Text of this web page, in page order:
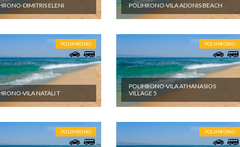
destinacije - Smeštaj na bazi izabranog broja noćenja u izabranom
studijima/apartmanima; - Usluge predstavnika agencije organizatora
NIJE UKLJUČENO
aranžmana ne obuhvata: - U cenu nije uračunata boravišna taksa. Cena
jedinici po danu i plaća se na licu mesta - Međunarodno putno
osiguranje; - Korišćenje klima uređaja (cena na upit) - Individualne i
putnika, kao i sve ostale usluge koje koristi putnik, a nisu
programom putovanja, a naprave se u toku puta i u toku boravka u
DIMITRIS ELENI POLIHRONO-VILA ADONIS BEACH
POLIHRONO
VILA NATALI T
POLIHRONO
POLIHRONO-VILA ATHANASIOS
VILLAGE 5
POLIHRONO POLIHRONO